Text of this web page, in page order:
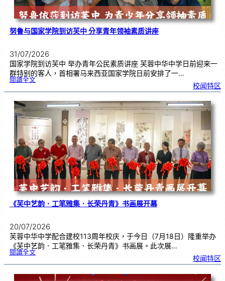
努鲁与国家学院到访芙中 分享青年领袖素质讲座
31/07/2026
国家学院到访芙中 举办青年公民素质讲座 芙蓉中华中学日前迎来一
群特别的客人，首相署马来西亚国家学院日前安排了一…
閱讀全文:努
国
学
院
到
访
中
分
享
青
年
领
袖
素
质
讲
座
校闻特区
《芙中艺韵．工笔雅集．长荣丹青》书画展开幕
20/07/2026
芙蓉中华中学配合建校113周年校庆，于今日（7月18日）隆重举办
《芙中艺韵．工笔雅集．长荣丹青》书画展。此次展…
閱讀全文:《
中
艺
．
工
校闻特区